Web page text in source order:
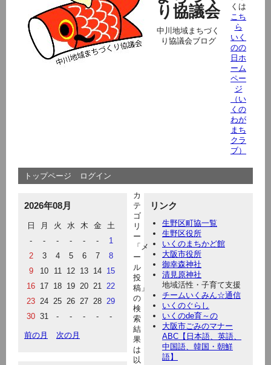
り協議会
中川地域まちづく
り協議会ブログ
くは
こち
ら
いく
のの
日ホ
ーム
ペー
ジ
（い
くの
わが
まち
クラ
ブ）
トップページ ログイン
2026年08月
日 月 火 水 木 金
土
-
- - - - -
1
2
3 4 5 6 7
8
9
10 11 12 13 14 15
16 17 18 19 20 21 22
23 24 25 26 27 28 29
30 31 - - - - -
前の月 次の月
リンク
生野区町協一覧
生野区役所
いくのまちかど館
大阪市役所
御幸森神社
清見原神社
地域活性・子育て支援
チームいくみん☆通信
いくのぐらし
いくのde育～の
大阪市ごみのマナー
ABC【日本語、英語、
中国語、韓国・朝鮮
語】
カ
テ
ゴ
リ
ー
「メ
ー
ル
投
稿」
の
検
索
結
果
は
以